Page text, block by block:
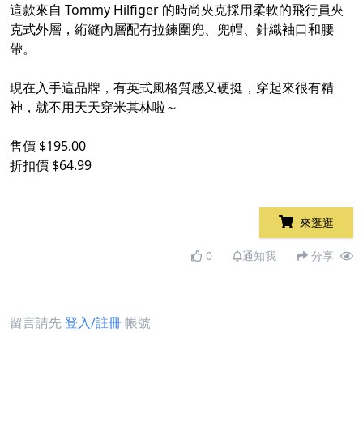
這款來自 Tommy Hilfiger 的時尚夾克採用柔軟的飛行員夾
克式外層，絎縫內層配有拉鍊圍兜、兜帽、針織袖口和腰
帶。
現在入手這品牌，有英式風格質感又硬挺，穿起來很有精
神，就不用天天穿米其林啦～
售價 $195.00
折扣價 $64.99
來逛逛
0 通知我 分享
留言請先登入/註冊帳號